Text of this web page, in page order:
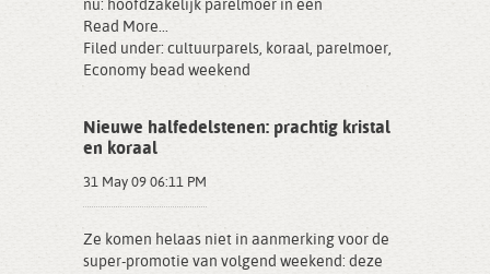
nu: hoofdzakelijk parelmoer in een
Read More...
Filed under: cultuurparels, koraal, parelmoer,
Economy bead weekend
Nieuwe halfedelstenen: prachtig kristal
en koraal
31 May 09 06:11 PM
Ze komen helaas niet in aanmerking voor de
super-promotie van volgend weekend: deze